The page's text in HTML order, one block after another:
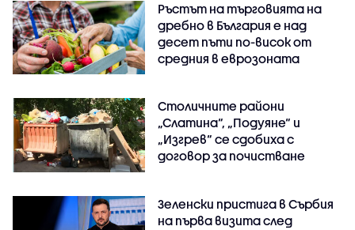
Ръстът на търговията на
дребно в България е над
десет пъти по-висок от
средния в еврозоната
Столичните райони
„Слатина“, „Подуяне“ и
„Изгрев“ се сдобиха с
договор за почистване
Зеленски пристига в Сърбия
на първа визита след